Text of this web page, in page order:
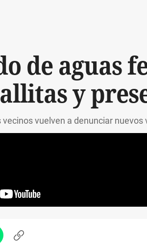
de aguas
y
vecinos vuelven a denunciar
Copiar